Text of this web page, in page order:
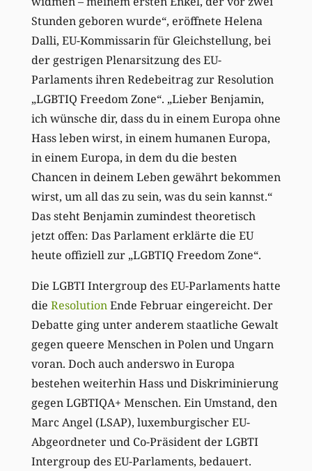
Stunden geboren wurde“, eröffnete Helena
Dalli, EU-Kommissarin für Gleichstellung, bei
der gestrigen Plenarsitzung des EU-
Parlaments ihren Redebeitrag zur Resolution
„LGBTIQ Freedom Zone“. „Lieber Benjamin,
ich wünsche dir, dass du in einem Europa ohne
Hass leben wirst, in einem humanen Europa,
in einem Europa, in dem du die besten
Chancen in deinem Leben gewährt bekommen
wirst, um all das zu sein, was du sein kannst.“
Das steht Benjamin zumindest theoretisch
jetzt offen: Das Parlament erklärte die EU
heute offiziell zur „LGBTIQ Freedom Zone“.
Die LGBTI Intergroup des EU-Parlaments hatte
die ResolutionEnde Februar eingereicht. Der
Debatte ging unter anderem staatliche Gewalt
gegen queere Menschen in Polen und Ungarn
voran. Doch auch anderswo in Europa
bestehen weiterhin Hass und Diskriminierung
gegen LGBTIQA+ Menschen. Ein Umstand, den
Marc Angel (LSAP), luxemburgischer EU-
Abgeordneter und Co-Präsident der LGBTI
Intergroup des EU-Parlaments, bedauert.